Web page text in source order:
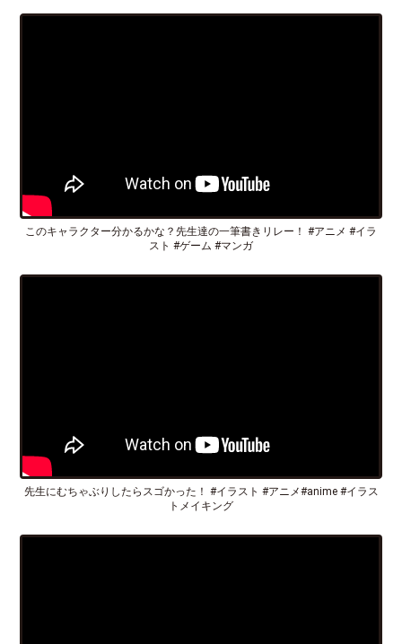
このキャラクター分かるかな？先生達の一筆書きリレー！ #アニメ #イラ
スト #ゲーム #マンガ
先生にむちゃぶりしたらスゴかった！ #イラスト #アニメ#anime #イラス
トメイキング